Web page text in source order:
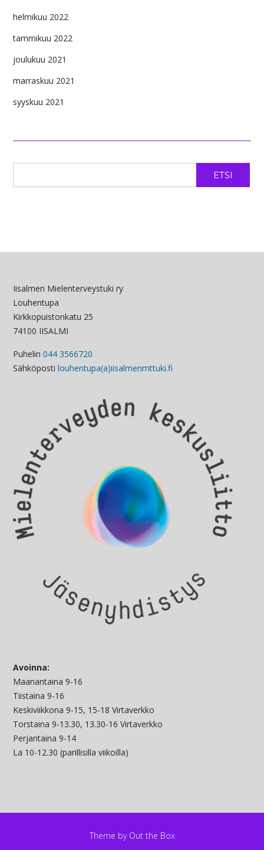
helmikuu 2022
tammikuu 2022
joulukuu 2021
marraskuu 2021
syyskuu 2021
ETSI
Iisalmen Mielenterveystuki ry
Louhentupa
Kirkkopuistonkatu 25
74100 IISALMI
Puhelin 044 3566720
Sähköposti louhentupa(a)iisalmenmttuki.fi
Avoinna:
Maanantaina 9-16
Tiistaina 9-16
Keskiviikkona 9-15, 15-18 Virtaverkko
Torstaina 9-13.30, 13.30-16 Virtaverkko
Perjantaina 9-14
La 10-12.30 (parillisilla viikoilla)
Theme by Out the Box